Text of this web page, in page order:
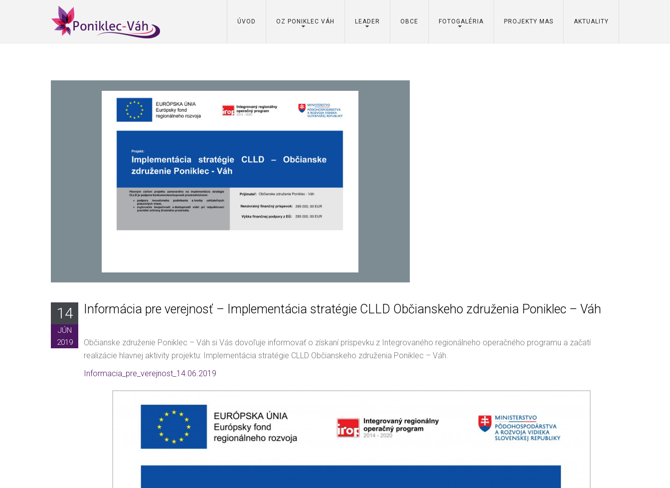
ÚVOD OZ PONIKLEC VÁH LEADER OBCE FOTOGALÉRIA PROJEKTY MAS AKTUALITY
14
JÚN
2019
Informácia pre verejnosť – Implementácia stratégie CLLD Občianskeho združenia Poniklec – Váh
Občianske združenie Poniklec – Váh si Vás dovoľuje informovať o získaní príspevku z Integrovaného regionálneho operačného programu a začatí
realizácie hlavnej aktivity projektu: Implementácia stratégie CLLD Občianskeho združenia Poniklec – Váh.
Informacia_pre_verejnost_14.06.2019